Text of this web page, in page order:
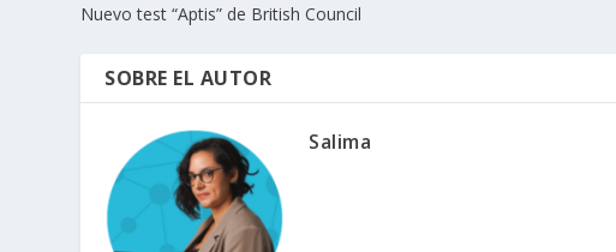
Nuevo test “Aptis” de British Council
SOBRE EL AUTOR
Salima